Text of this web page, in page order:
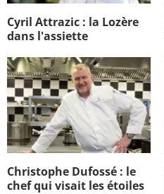
Cyril Attrazic : la Lozère
dans l'assiette
Christophe Dufossé : le
chef qui visait les étoiles